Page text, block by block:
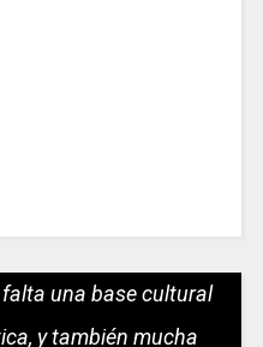
una base cultural
y también mucha